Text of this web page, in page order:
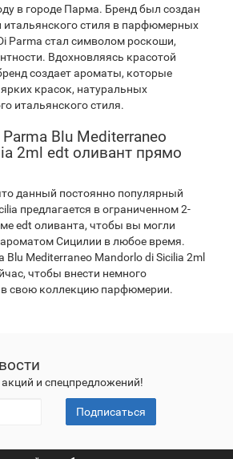
в городе Парма. Бренд был создан
стиля в парфюмерных
Parma стал символом роскоши,
Вдохновляясь красотой
создает ароматы, которые
красок, натуральных
итальянского стиля.
Blu Mediterraneo
2ml edt оливант прямо
данный постоянно популярный
предлагается в ограниченном 2-
edt оливанта, чтобы вы могли
Сицилии в любое время.
Blu Mediterraneo Mandorlo di Sicilia 2ml
чтобы внести немного
свою коллекцию парфюмерии.
и спецпредложений!
Подписаться